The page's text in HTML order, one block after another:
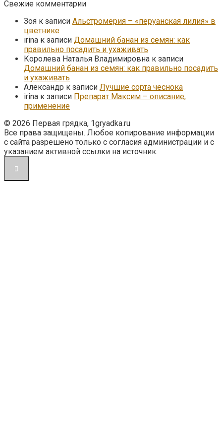
Свежие комментарии
Зоя к записи Альстромерия – «перуанская лилия» в
цветнике
irina к записи Домашний банан из семян: как
правильно посадить и ухаживать
Королева Наталья Владимировна к записи
Домашний банан из семян: как правильно посадить
и ухаживать
Александр к записи Лучшие сорта чеснока
irina к записи Препарат Максим – описание,
применение
© 2026 Первая грядка, 1gryadka.ru
Все права защищены. Любое копирование информации
с сайта разрешено только с согласия администрации и с
указанием активной ссылки на источник.